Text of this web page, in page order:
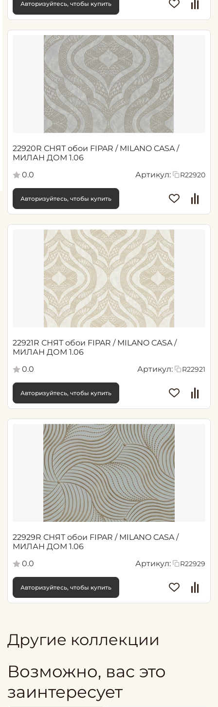
Авторизуйтесь, чтобы купить
22920R СНЯТ обои FIPAR / MILANO CASA /
МИЛАН ДОМ 1.06
0.0
Артикул: R22920
Авторизуйтесь, чтобы купить
22921R СНЯТ обои FIPAR / MILANO CASA /
МИЛАН ДОМ 1.06
0.0
Артикул: R22921
Авторизуйтесь, чтобы купить
22929R СНЯТ обои FIPAR / MILANO CASA /
МИЛАН ДОМ 1.06
0.0
Артикул: R22929
Авторизуйтесь, чтобы купить
Другие коллекции
Возможно, вас это
заинтересует